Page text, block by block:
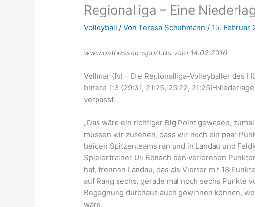
Regionalliga – Eine
Volleyball / VonTeresa Schuhmann/ 15. Februar
www.osthessen-sport.de vom 14.02.2016
Vellmar (fs) – Die Regionalliga-Volleyballer des
bittere 1:3 (29:31, 21:25, 25:22, 21:25)-
verpasst.
„Das wäre ein richtiger Big Point gewesen,
müssen wir zusehen, dass wir noch ein paar
beiden Spitzenteams ran und in Landau und
Spielertrainer Uli Bönsch den verlorenen
hat, trennen Landau, das als Vierter mit 18
auf Rang sechs, gerade mal noch sechs Punkte
Begegnung durchaus auch gewinnen können,
wäre.